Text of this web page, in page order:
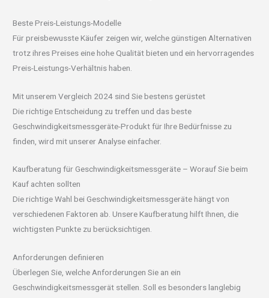
Beste Preis-Leistungs-Modelle
Für preisbewusste Käufer zeigen wir, welche günstigen Alternativen
trotz ihres Preises eine hohe Qualität bieten und ein hervorragendes
Preis-Leistungs-Verhältnis haben.
Mit unserem Vergleich 2024 sind Sie bestens gerüstet
Die richtige Entscheidung zu treffen und das beste
Geschwindigkeitsmessgeräte-Produkt für Ihre Bedürfnisse zu
finden, wird mit unserer Analyse einfacher.
Kaufberatung für Geschwindigkeitsmessgeräte – Worauf Sie beim
Kauf achten sollten
Die richtige Wahl bei Geschwindigkeitsmessgeräte hängt von
verschiedenen Faktoren ab. Unsere Kaufberatung hilft Ihnen, die
wichtigsten Punkte zu berücksichtigen.
Anforderungen definieren
Überlegen Sie, welche Anforderungen Sie an ein
Geschwindigkeitsmessgerät stellen. Soll es besonders langlebig